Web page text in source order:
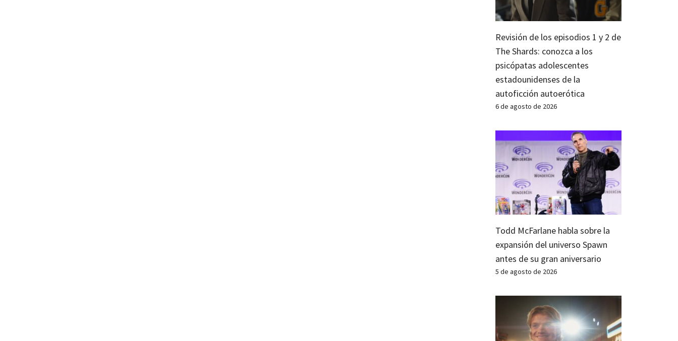
Revisión de los episodios 1 y 2 de
The Shards: conozca a los
psicópatas adolescentes
estadounidenses de la
autoficción autoerótica
6 de agosto de 2026
Todd McFarlane habla sobre la
expansión del universo Spawn
antes de su gran aniversario
5 de agosto de 2026